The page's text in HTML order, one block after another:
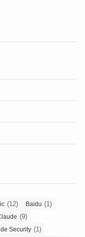
(12) Baidu (1)
(9)
Security (1)